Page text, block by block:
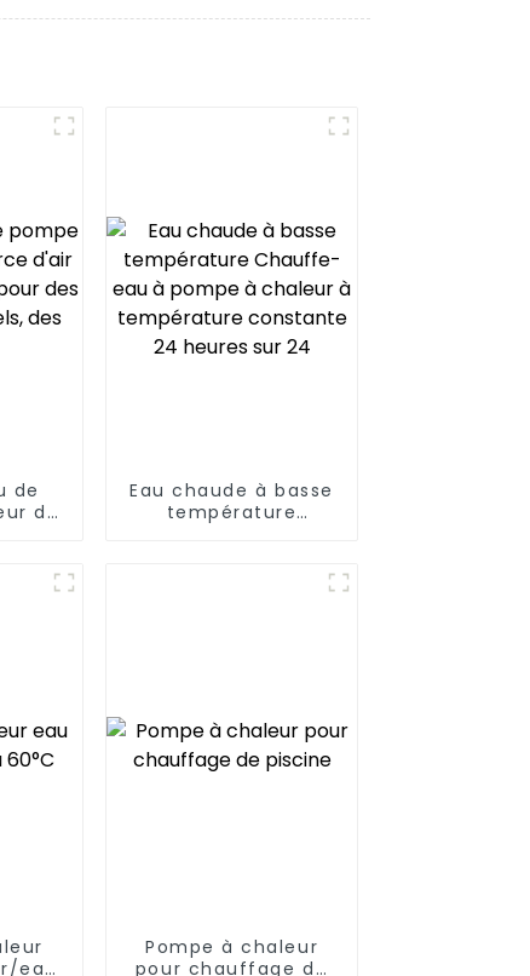
de
de
Eau chaude à basse
température
constante 24 heures
eau
Pompe à chaleur
pour chauffage de